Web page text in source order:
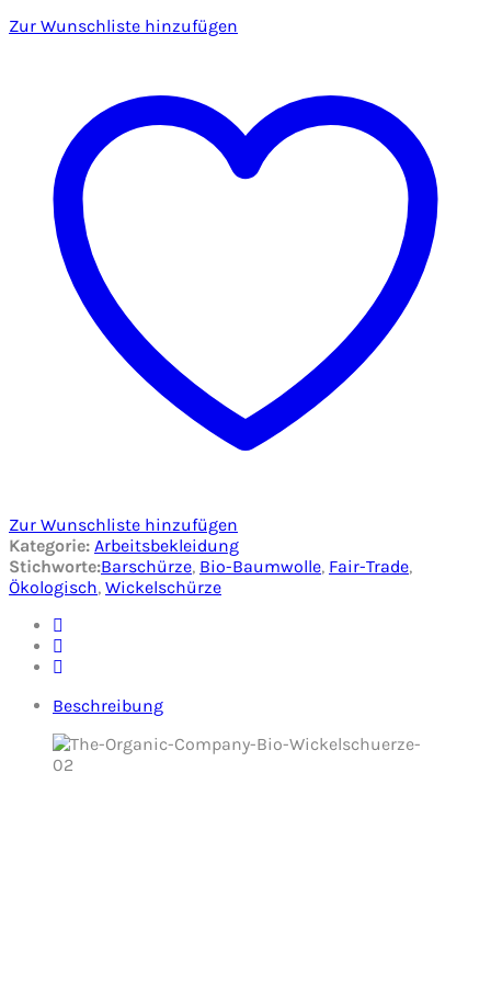
Zur Wunschliste hinzufügen
Zur Wunschliste hinzufügen
Kategorie: Arbeitsbekleidung
Stichworte:Barschürze, Bio-Baumwolle, Fair-Trade,
Ökologisch, Wickelschürze
Beschreibung